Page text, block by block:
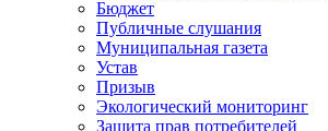
Бюджет
Публичные слушания
Муниципальная газета
Устав
Призыв
Экологический мониторинг
Защита прав потребителей